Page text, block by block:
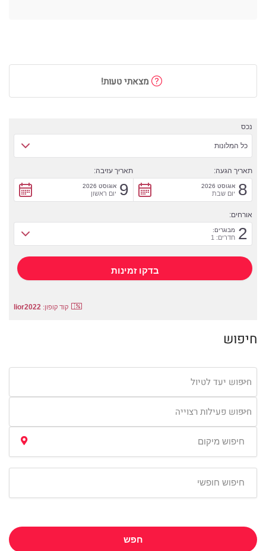
מצאתי טעות!
נכס
כל המלונות
תאריך הגעה:
8 אוגוסט 2026
יום שבת
תאריך עזיבה:
9 אוגוסט 2026
יום ראשון
אורחים:
2 מבוגרים:
חדרים: 1
קוד קופון: lior2022
חיפוש
חיפוש יעד לטיול
חיפוש פעילות רצוייה
חפש